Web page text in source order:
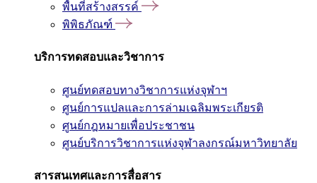
พื้นที่สร้างสรรค์
พิพิธภัณฑ์
บริการทดสอบและวิชาการ
ศูนย์ทดสอบทางวิชาการแห่งจุฬาฯ
ศูนย์การแปลและการล่ามเฉลิมพระเกียรติ
ศูนย์กฎหมายเพื่อประชาชน
ศูนย์บริการวิชาการแห่งจุฬาลงกรณ์มหาวิทยาลัย
สารสนเทศและการสื่อสาร